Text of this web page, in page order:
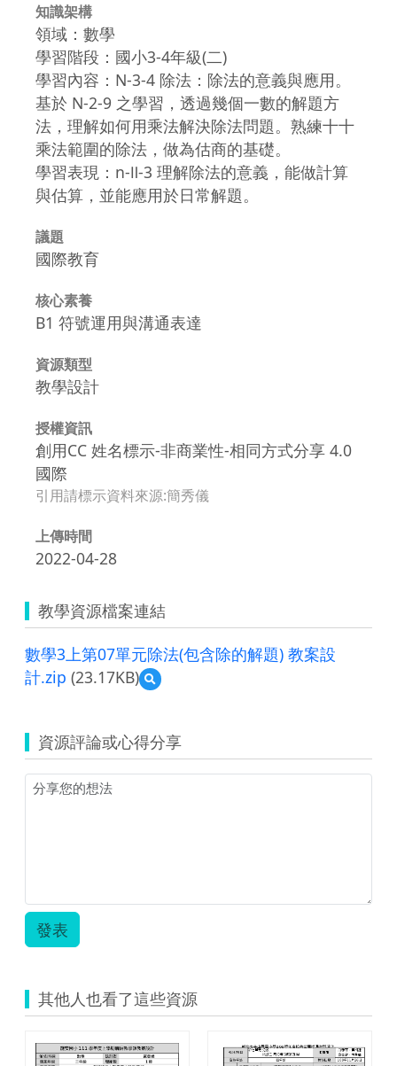
知識架構
領域：數學
學習階段：國小3-4年級(二)
學習內容：N-3-4 除法：除法的意義與應用。
基於 N-2-9 之學習，透過幾個一數的解題方
法，理解如何用乘法解決除法問題。熟練十十
乘法範圍的除法，做為估商的基礎。
學習表現：n-Ⅱ-3 理解除法的意義，能做計算
與估算，並能應用於日常解題。
議題
國際教育
核心素養
B1 符號運用與溝通表達
資源類型
教學設計
授權資訊
創用CC 姓名標示-非商業性-相同方式分享 4.0
國際
引用請標示資料來源:簡秀儀
上傳時間
2022-04-28
教學資源檔案連結
數學3上第07單元除法(包含除的解題) 教案設
計.zip (23.17KB)
預
覽
3
上
第
案
設
資源評論或心得分享
發表
其他人也看了這些資源